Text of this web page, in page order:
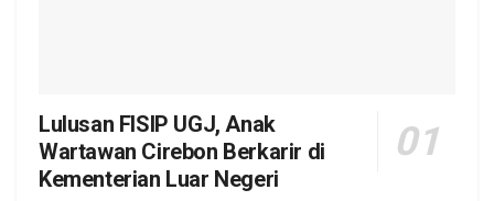
Lulusan FISIP UGJ, Anak
Wartawan Cirebon Berkarir di
Kementerian Luar Negeri